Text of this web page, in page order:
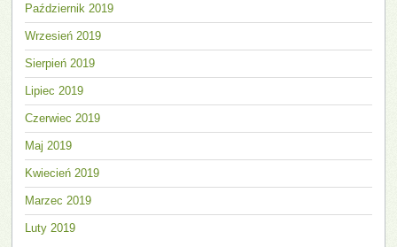
Październik 2019
Wrzesień 2019
Sierpień 2019
Lipiec 2019
Czerwiec 2019
Maj 2019
Kwiecień 2019
Marzec 2019
Luty 2019